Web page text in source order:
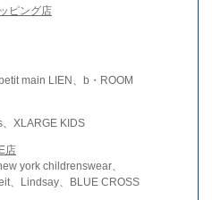
ピング店
main LIEN、b・ROOM
XLARGE KIDS
店
york childrenswear、
、Lindsay、BLUE CROSS